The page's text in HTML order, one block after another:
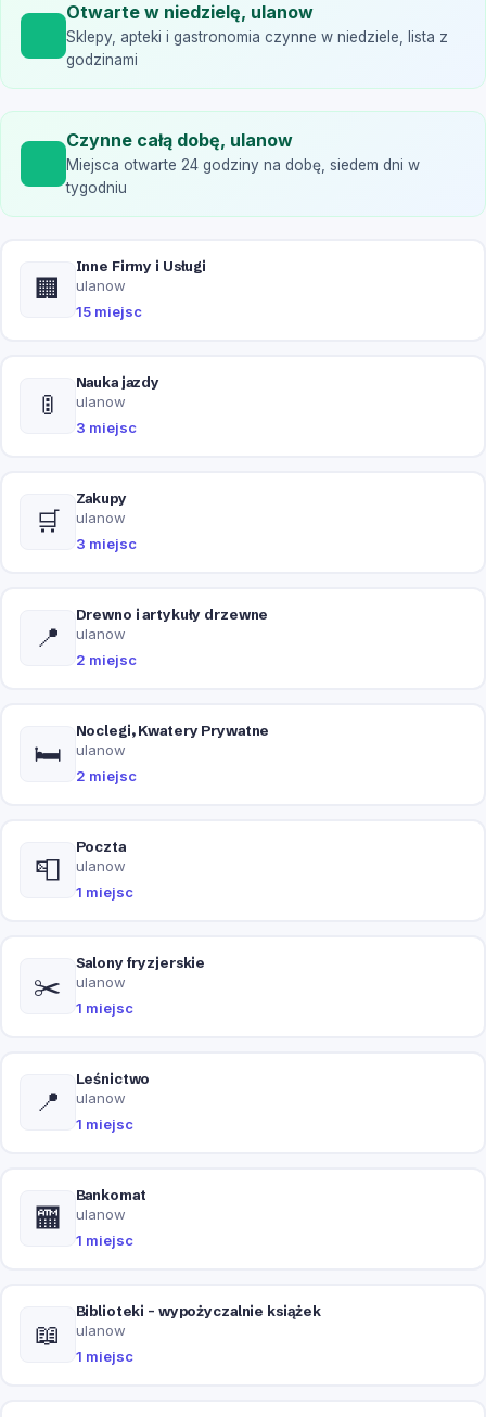
Otwarte w niedzielę, ulanow
Sklepy, apteki i gastronomia czynne w niedziele, lista z
godzinami
Czynne całą dobę, ulanow
Miejsca otwarte 24 godziny na dobę, siedem dni w
tygodniu
🏢
Inne Firmy i Usługi
ulanow
15 miejsc
🚦
Nauka jazdy
ulanow
3 miejsc
🛒
Zakupy
ulanow
3 miejsc
📍
Drewno i artykuły drzewne
ulanow
2 miejsc
🛏️
Noclegi, Kwatery Prywatne
ulanow
2 miejsc
📮
Poczta
ulanow
1 miejsc
✂️
Salony fryzjerskie
ulanow
1 miejsc
📍
Leśnictwo
ulanow
1 miejsc
🏧
Bankomat
ulanow
1 miejsc
📖
Biblioteki - wypożyczalnie książek
ulanow
1 miejsc